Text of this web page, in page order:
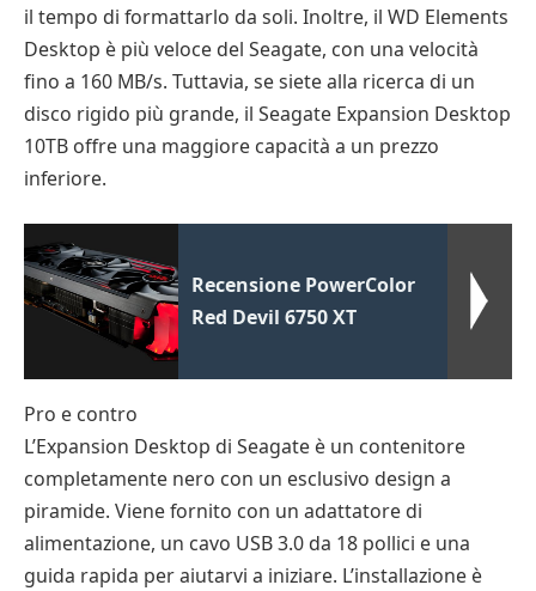
il tempo di formattarlo da soli. Inoltre, il WD Elements
Desktop è più veloce del Seagate, con una velocità
fino a 160 MB/s. Tuttavia, se siete alla ricerca di un
disco rigido più grande, il Seagate Expansion Desktop
10TB offre una maggiore capacità a un prezzo
inferiore.
Recensione PowerColor
Red Devil 6750 XT
Pro e contro
L’Expansion Desktop di Seagate è un contenitore
completamente nero con un esclusivo design a
piramide. Viene fornito con un adattatore di
alimentazione, un cavo USB 3.0 da 18 pollici e una
guida rapida per aiutarvi a iniziare. L’installazione è